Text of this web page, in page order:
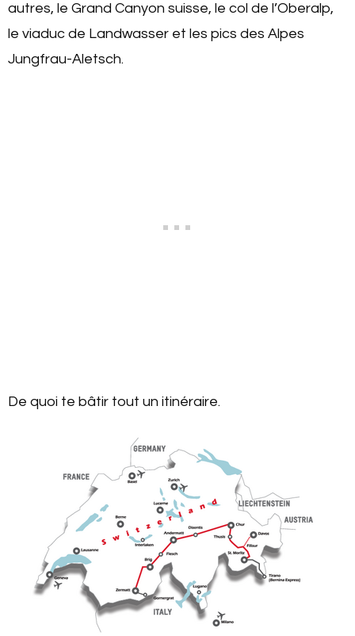
autres, le Grand Canyon suisse, le col de l’Oberalp,
le viaduc de Landwasser et les pics des Alpes
Jungfrau-Aletsch.
De quoi te bâtir tout un itinéraire.